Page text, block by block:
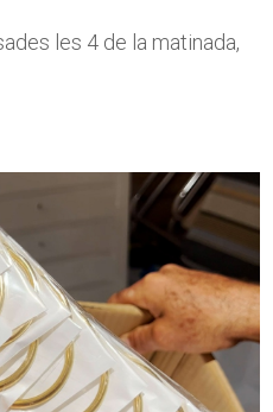
les 4 de la matinada,